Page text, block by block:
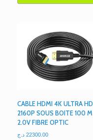
CABLE HDMI 4K ULTRA HD
2160P SOUS BOITE 100 M
2.0V FIBRE OPTIC
22300.00 د.ج